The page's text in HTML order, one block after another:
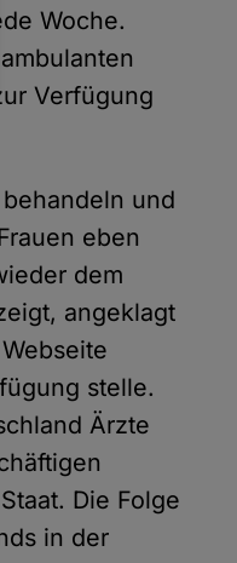
Woche.
Verfügung
und
eben
dem
angeklagt
stelle.
Ärzte
Die Folge
in der